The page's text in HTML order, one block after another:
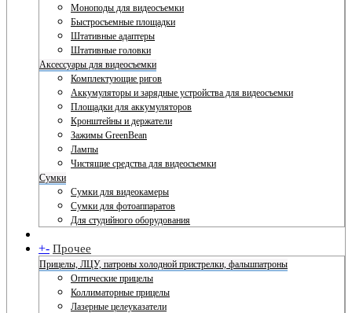
Моноподы для видеосъемки
Быстросъемные площадки
Штативные адаптеры
Штативные головки
Аксессуары для видеосъемки
Комплектующие ригов
Аккумуляторы и зарядные устройства для видеосъемки
Площадки для аккумуляторов
Кронштейны и держатели
Зажимы GreenBean
Лампы
Чистящие средства для видеосъемки
Сумки
Сумки для видеокамеры
Сумки для фотоаппаратов
Для студийного оборудования
+- Прочее
Прицелы, ЛЦУ, патроны холодной пристрелки, фальшпатроны
Оптические прицелы
Коллиматорные прицелы
Лазерные целеуказатели